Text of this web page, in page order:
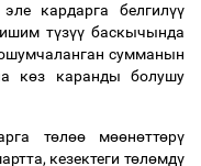
эле кардарга белгилүү
түзүү баскычында
сумманын
көз каранды
болушу
төлөө мөөнөттөрү
, кезектеги төлөмдү